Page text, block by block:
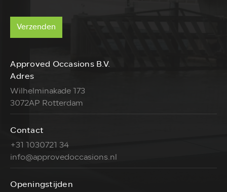
Verzenden
Approved Occasions B.V.
Adres
Wilhelminakade 173
3072AP Rotterdam
Contact
+31 1030721 34
info@approvedoccasions.nl
Openingstijden